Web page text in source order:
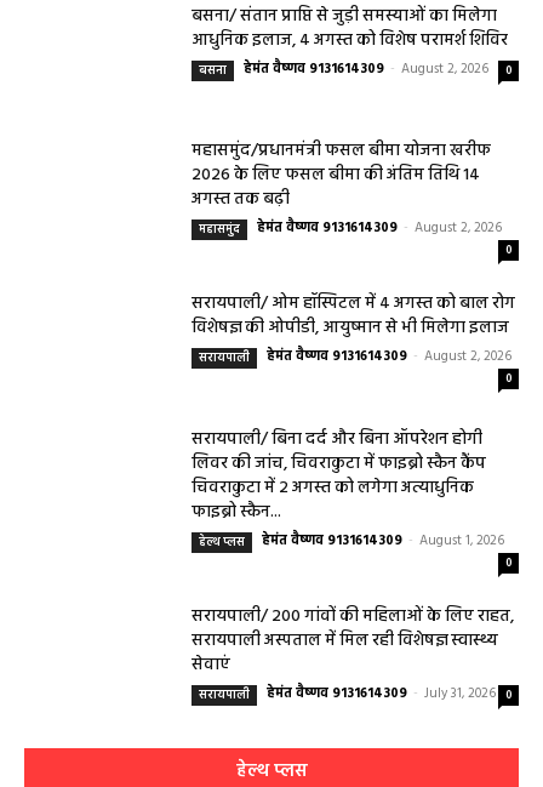
बसना/ संतान प्राप्ति से जुड़ी समस्याओं का मिलेगा
आधुनिक इलाज, 4 अगस्त को विशेष परामर्श शिविर
बसना हेमंत वैष्णव 9131614309 - August 2, 2026 0
महासमुंद/प्रधानमंत्री फसल बीमा योजना खरीफ
2026 के लिए फसल बीमा की अंतिम तिथि 14
अगस्त तक बढ़ी
महासमुंद हेमंत वैष्णव 9131614309 - August 2, 2026
0
सरायपाली/ ओम हॉस्पिटल में 4 अगस्त को बाल रोग
विशेषज्ञ की ओपीडी, आयुष्मान से भी मिलेगा इलाज
सरायपाली हेमंत वैष्णव 9131614309 - August 2, 2026
0
सरायपाली/ बिना दर्द और बिना ऑपरेशन होगी
लिवर की जांच, चिवराकुटा में फाइब्रो स्कैन कैंप
चिवराकुटा में 2 अगस्त को लगेगा अत्याधुनिक
फाइब्रो स्कैन...
हेल्थ प्लस हेमंत वैष्णव 9131614309 - August 1, 2026
0
सरायपाली/ 200 गांवों की महिलाओं के लिए राहत,
सरायपाली अस्पताल में मिल रही विशेषज्ञ स्वास्थ्य
सेवाएं
सरायपाली हेमंत वैष्णव 9131614309 - July 31, 2026 0
हेल्थ प्लस